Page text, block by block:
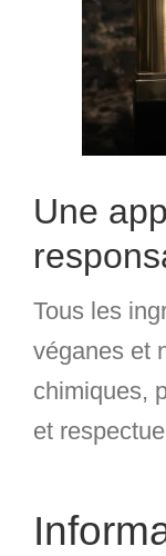
Une
Tous les
véganes et
chimiques,
et